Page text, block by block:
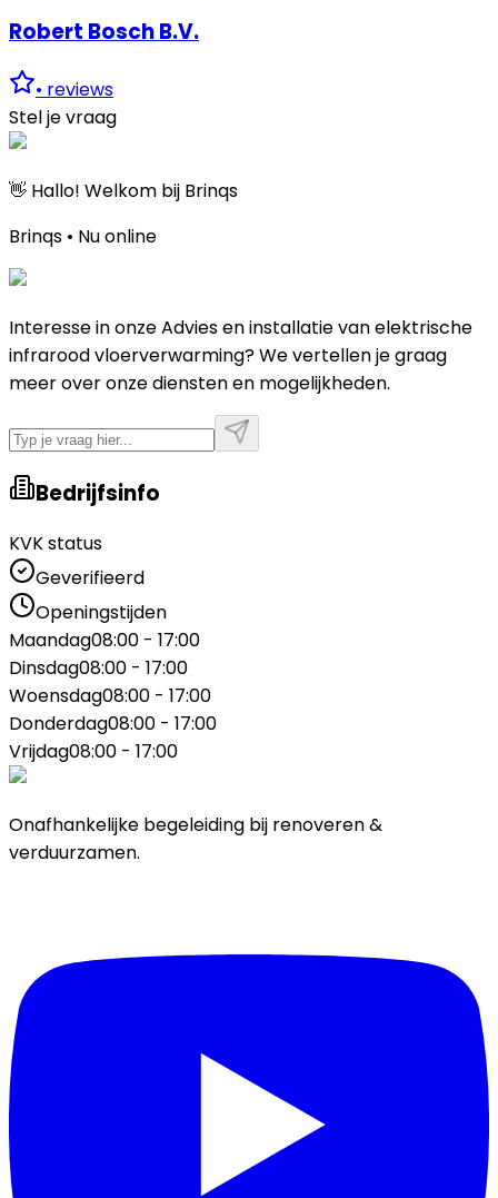
Robert Bosch B.V.
• reviews
Stel je vraag
👋 Hallo! Welkom bij Brinqs
Brinqs • Nu online
Interesse in onze Advies en installatie van elektrische
infrarood vloerverwarming? We vertellen je graag
meer over onze diensten en mogelijkheden.
Bedrijfsinfo
KVK status
Geverifieerd
Openingstijden
Maandag08:00 - 17:00
Dinsdag08:00 - 17:00
Woensdag08:00 - 17:00
Donderdag08:00 - 17:00
Vrijdag08:00 - 17:00
Onafhankelijke begeleiding bij renoveren &
verduurzamen.